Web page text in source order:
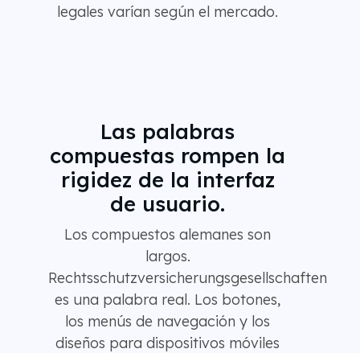
legales varían según el mercado.
Las palabras
compuestas rompen la
rigidez de la interfaz
de usuario.
Los compuestos alemanes son
largos.
Rechtsschutzversicherungsgesellschaften
es una palabra real. Los botones,
los menús de navegación y los
diseños para dispositivos móviles